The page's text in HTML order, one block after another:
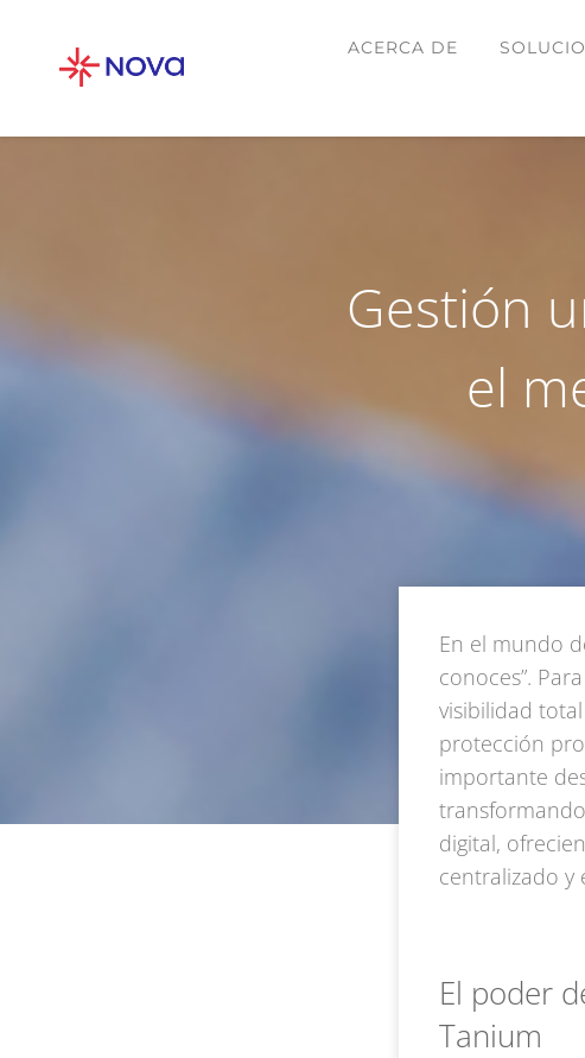
ACERCA DE
Gestión
el
En el mundo
conoces”.
visibilidad
protección
importante
digital,
centralizado y
El poder
Tanium